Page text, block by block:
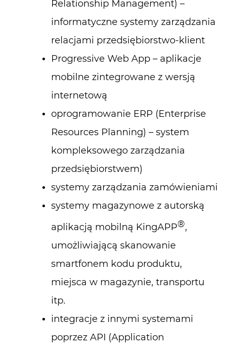
Relationship Management) –
informatyczne systemy zarządzania
relacjami przedsiębiorstwo-klient
Progressive Web App – aplikacje
mobilne zintegrowane z wersją
internetową
oprogramowanie ERP (Enterprise
Resources Planning) – system
kompleksowego zarządzania
przedsiębiorstwem)
systemy zarządzania zamówieniami
systemy magazynowe z autorską
aplikacją mobilną KingAPP®,
umożliwiającą skanowanie
smartfonem kodu produktu,
miejsca w magazynie, transportu
itp.
integracje z innymi systemami
poprzez API (Application